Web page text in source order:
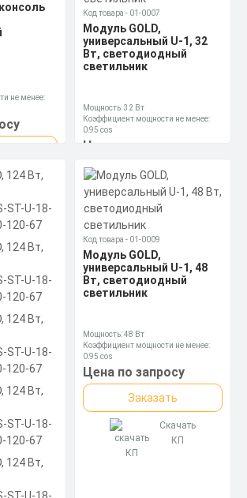
не менее:
Код товара - 01-0007
Модуль GOLD,
универсальный U-1, 32
Вт, светодиодный
светильник
Мощность: 32 Вт
Коэффициент мощности не менее:
0,95 cos
Материал корпуса:
прозрачное минеральное стекло.
Цена по запросу
Заказать
Скачать
Код товара - 01-0009
Модуль GOLD,
универсальный U-1, 48
Вт, светодиодный
светильник
Мощность: 48 Вт
Коэффициент мощности не менее:
0,95 cos
Материал корпуса:
Экструдированный алюминиевый
профиль (анодированный),
прозрачное минеральное стекло.
Цена по запросу
Заказать
Скачать
КП